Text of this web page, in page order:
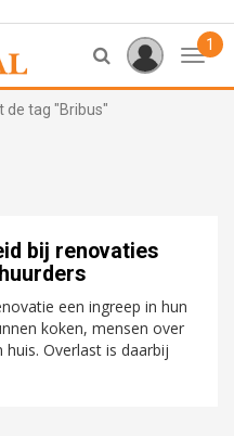
1
de tag "Bribus"
bij renovaties
een ingreep in hun
koken, mensen over
Overlast is daarbij